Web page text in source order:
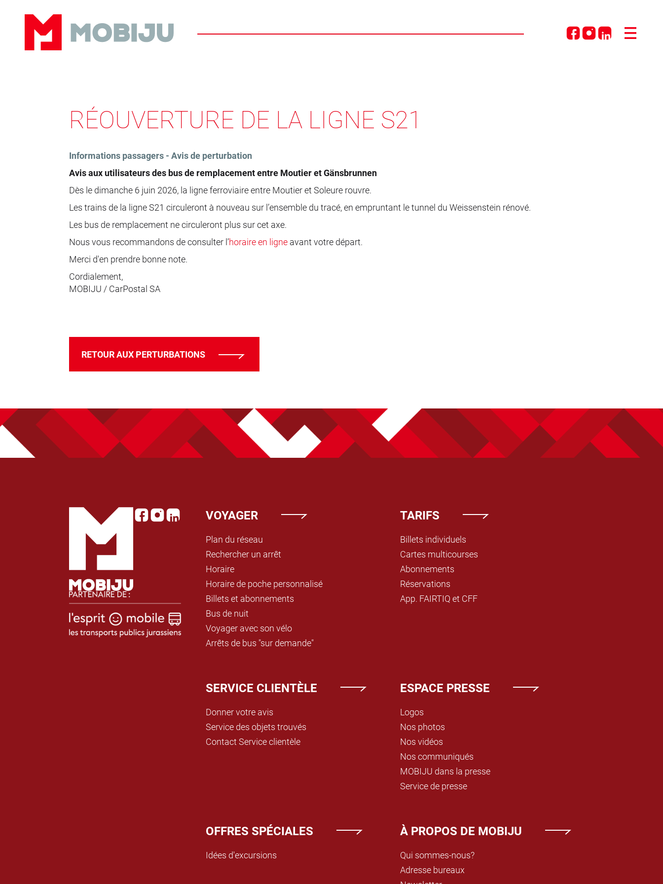
RÉOUVERTURE DE LA LIGNE S21
Informations passagers - Avis de perturbation
Avis aux utilisateurs des bus de remplacement entre Moutier et Gänsbrunnen
Dès le dimanche 6 juin 2026, la ligne ferroviaire entre Moutier et Soleure rouvre.
Les trains de la ligne S21 circuleront à nouveau sur l’ensemble du tracé, en empruntant le tunnel du Weissenstein rénové.
Les bus de remplacement ne circuleront plus sur cet axe.
Nous vous recommandons de consulter l’horaire en ligne avant votre départ.
Merci d'en prendre bonne note.
Cordialement,
MOBIJU / CarPostal SA
RETOUR AUX PERTURBATIONS
VOYAGER
Plan du réseau
Rechercher un arrêt
Horaire
Horaire de poche personnalisé
Billets et abonnements
Bus de nuit
Voyager avec son vélo
Arrêts de bus "sur demande"
TARIFS
Billets individuels
Cartes multicourses
Abonnements
Réservations
App. FAIRTIQ et CFF
SERVICE CLIENTÈLE
Donner votre avis
Service des objets trouvés
Contact Service clientèle
ESPACE PRESSE
Logos
Nos photos
Nos vidéos
Nos communiqués
MOBIJU dans la presse
Service de presse
OFFRES SPÉCIALES
Idées d'excursions
À PROPOS DE MOBIJU
Qui sommes-nous?
Adresse bureaux